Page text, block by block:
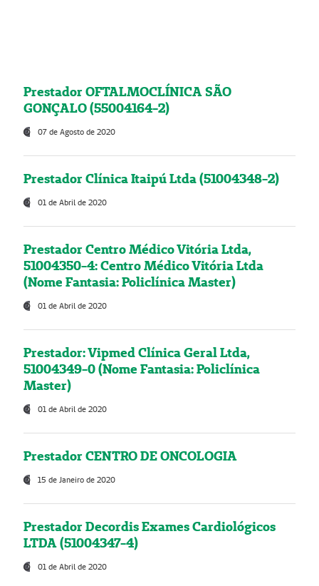
Prestador OFTALMOCLÍNICA SÃO
GONÇALO (55004164-2)
07 de Agosto de 2020
Prestador Clínica Itaipú Ltda (51004348-2)
01 de Abril de 2020
Prestador Centro Médico Vitória Ltda,
51004350-4: Centro Médico Vitória Ltda
(Nome Fantasia: Policlínica Master)
01 de Abril de 2020
Prestador: Vipmed Clínica Geral Ltda,
51004349-0 (Nome Fantasia: Policlínica
Master)
01 de Abril de 2020
Prestador CENTRO DE ONCOLOGIA
15 de Janeiro de 2020
Prestador Decordis Exames Cardiológicos
LTDA (51004347-4)
01 de Abril de 2020